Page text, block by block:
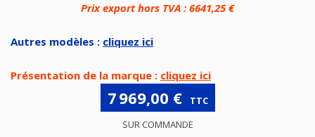
Prix export hors TVA : 6641,25 €
Autres modèles : cliquez ici
Présentation de la marque : cliquez ici
7 969,00 €
TTC
SUR COMMANDE